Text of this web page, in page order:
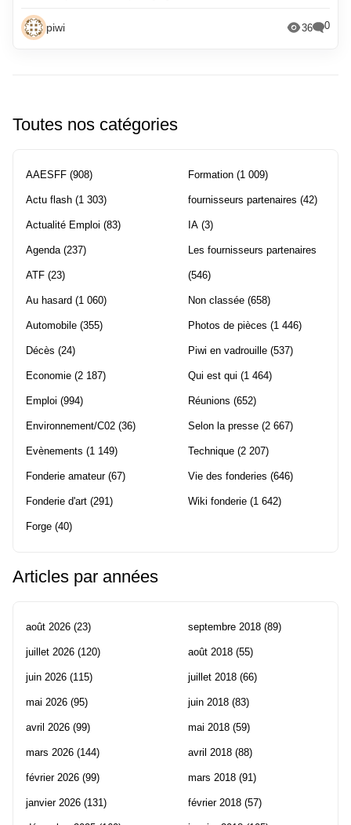
piwi 36 0
Toutes nos catégories
AAESFF (908)
Actu flash (1 303)
Actualité Emploi (83)
Agenda (237)
ATF (23)
Au hasard (1 060)
Automobile (355)
Décès (24)
Economie (2 187)
Emploi (994)
Environnement/C02 (36)
Evènements (1 149)
Fonderie amateur(67)
Fonderie d'art (291)
Forge (40)
Formation (1 009)
fournisseurs partenaires (42)
IA (3)
Les fournisseurs partenaires
(546)
Non classée (658)
Photos de pièces (1 446)
Piwi en vadrouille (537)
Qui est qui (1 464)
Réunions (652)
Selon la presse (2 667)
Technique (2 207)
Vie des fonderies (646)
Wiki fonderie (1 642)
Articles par années
août 2026 (23)
juillet 2026 (120)
juin 2026 (115)
mai 2026 (95)
avril 2026 (99)
mars 2026 (144)
février 2026 (99)
janvier 2026 (131)
septembre 2018 (89)
août 2018 (55)
juillet 2018 (66)
juin 2018 (83)
mai 2018 (59)
avril 2018 (88)
mars 2018 (91)
février 2018 (57)